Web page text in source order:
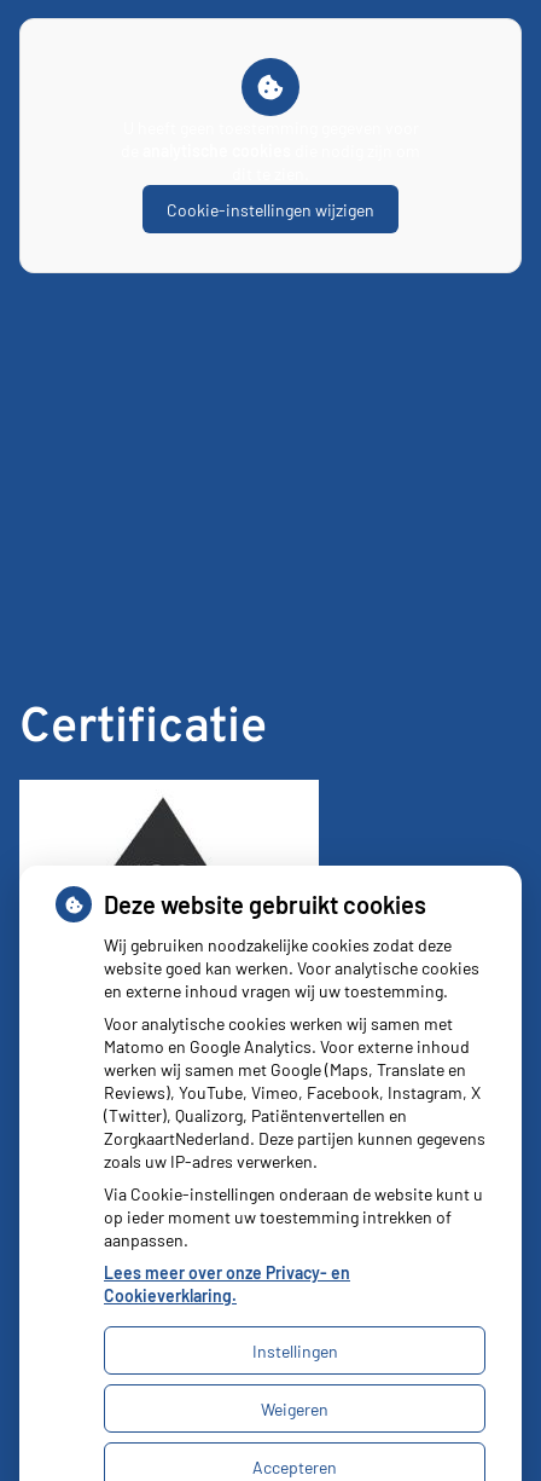
Cookie-instellingen wijzigen
Certificatie
Uw Zorg Online|Beheer
Bezoek
onze
facebook
Cookie-instellingen
Deze website gebruikt cookies
Wij gebruiken noodzakelijke cookies zodat deze
website goed kan werken. Voor analytische cookies
en externe inhoud vragen wij uw toestemming.
Voor analytische cookies werken wij samen met
Matomo en Google Analytics. Voor externe inhoud
werken wij samen met Google (Maps, Translate en
Reviews), YouTube, Vimeo, Facebook, Instagram, X
(Twitter), Qualizorg, Patiëntenvertellen en
ZorgkaartNederland. Deze partijen kunnen gegevens
zoals uw IP-adres verwerken.
Via Cookie-instellingen onderaan de website kunt u
op ieder moment uw toestemming intrekken of
aanpassen.
Lees meer over onze Privacy- en
Cookieverklaring.
Instellingen
Weigeren
Accepteren